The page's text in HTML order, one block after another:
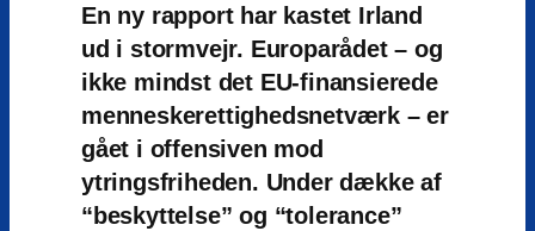
En ny rapport har kastet Irland
ud i stormvejr. Europarådet – og
ikke mindst det EU-finansierede
menneskerettighedsnetværk – er
gået i offensiven mod
ytringsfriheden. Under dække af
“beskyttelse” og “tolerance”